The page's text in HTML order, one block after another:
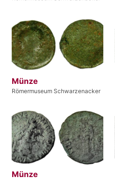
Münze
Römermuseum Schwarzenacker
Münze